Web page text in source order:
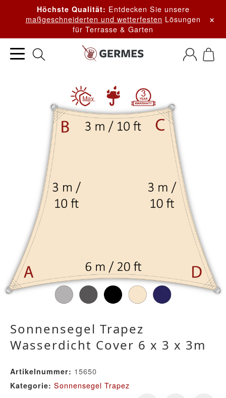
Höchste Qualität: Entdecken Sie unsere
maßgeschneiderten und wetterfesten Lösungen
für Terrasse & Garten
×
Sonnensegel Trapez
Wasserdicht Cover 6 x 3 x 3m
Artikelnummer: 15650
Kategorie: Sonnensegel Trapez